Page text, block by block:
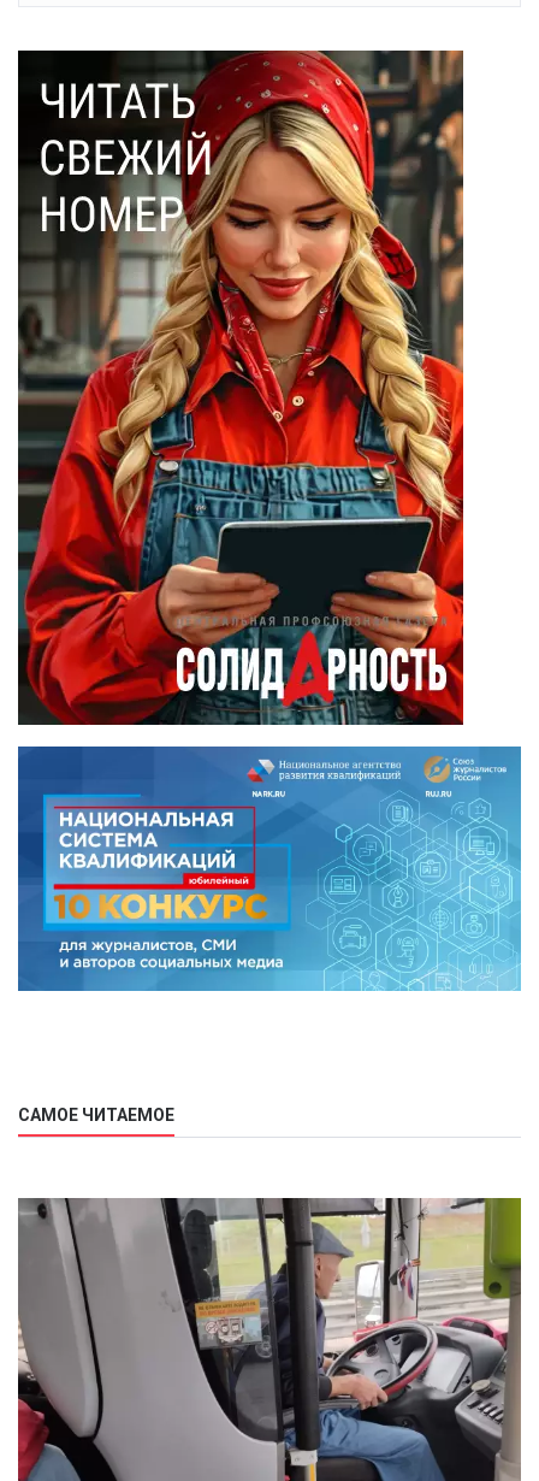
САМОЕ ЧИТАЕМОЕ